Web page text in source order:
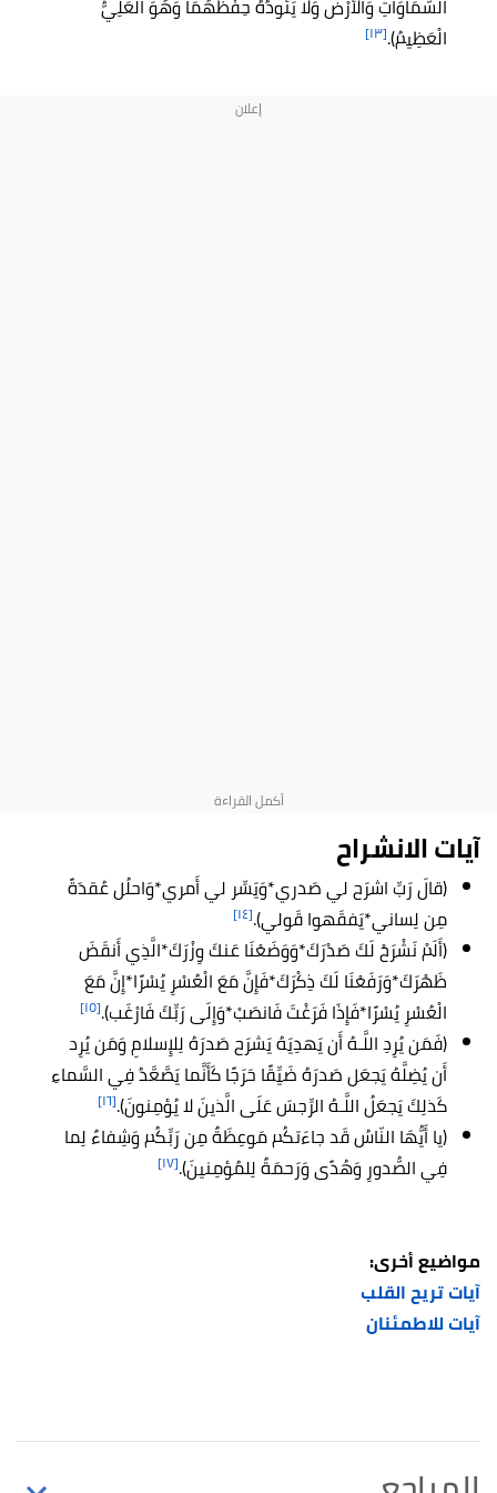
السَّمَاوَاتِ وَالْأَرْضَ وَلَا يَئُودُهُ حِفْظُهُمَا وَهُوَ الْعَلِيُّ
الْعَظِيمُ).[١٣]
آيات الانشراح
(قالَ رَبِّ اشرَح لي صَدري*وَيَسِّر لي أَمري*وَاحلُل عُقدَةً
مِن لِساني*يَفقَهوا قَولي).[١٤]
(أَلَمْ نَشْرَحْ لَكَ صَدْرَكَ*وَوَضَعْنَا عَنكَ وِزْرَكَ*الَّذِي أَنقَضَ
ظَهْرَكَ*وَرَفَعْنَا لَكَ ذِكْرَكَ*فَإِنَّ مَعَ الْعُسْرِ يُسْرًا*إِنَّ مَعَ
الْعُسْرِ يُسْرًا*فَإِذَا فَرَغْتَ فَانصَبْ*وَإِلَى رَبِّكَ فَارْغَب).[١٥]
(فَمَن يُرِدِ اللَّـهُ أَن يَهدِيَهُ يَشرَح صَدرَهُ لِلإِسلامِ وَمَن يُرِد
أَن يُضِلَّهُ يَجعَل صَدرَهُ ضَيِّقًا حَرَجًا كَأَنَّما يَصَّعَّدُ فِي السَّماءِ
كَذلِكَ يَجعَلُ اللَّـهُ الرِّجسَ عَلَى الَّذينَ لا يُؤمِنونَ).[١٦]
(يا أَيُّهَا النّاسُ قَد جاءَتكُم مَوعِظَةٌ مِن رَبِّكُم وَشِفاءٌ لِما
فِي الصُّدورِ وَهُدًى وَرَحمَةٌ لِلمُؤمِنينَ).[١٧]
مواضيع أخرى:
آيات تريح القلب
آيات للاطمئنان